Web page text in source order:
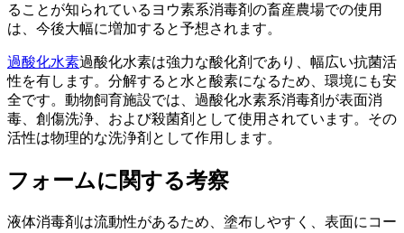
ることが知られているヨウ素系消毒剤の畜産農場での使用
は、今後大幅に増加すると予想されます。
過酸化水素過酸化水素は強力な酸化剤であり、幅広い抗菌活
性を有します。分解すると水と酸素になるため、環境にも安
全です。動物飼育施設では、過酸化水素系消毒剤が表面消
毒、創傷洗浄、および殺菌剤として使用されています。その
活性は物理的な洗浄剤として作用します。
フォームに関する考察
液体消毒剤は流動性があるため、塗布しやすく、表面にコー